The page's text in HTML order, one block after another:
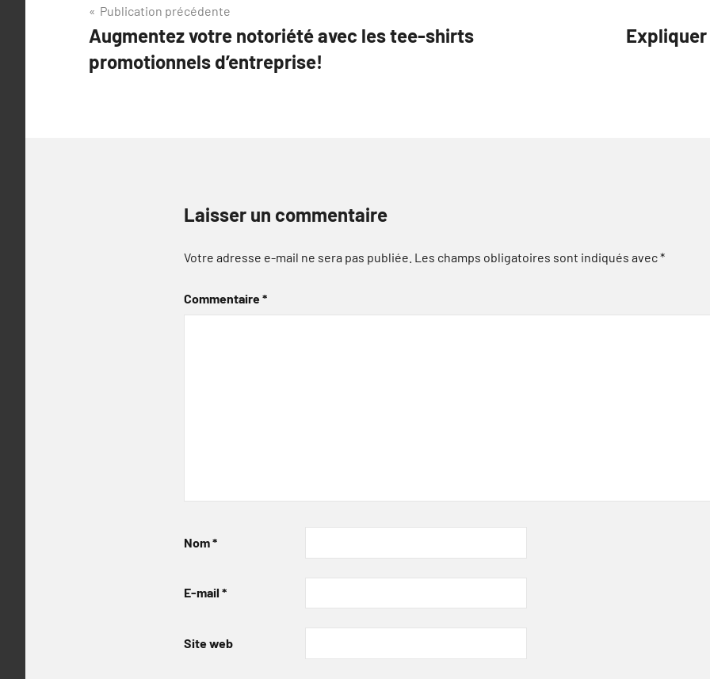
Navigation
de
l’article
Publication précédente
Augmentez votre notoriété avec les tee-shirts
promotionnels d’entreprise!
Laisser un commentaire
Votre adresse e-mail ne sera pas publiée. Les champs obligatoires sont indiqués avec*
Commentaire*
Nom*
E-mail *
Site web